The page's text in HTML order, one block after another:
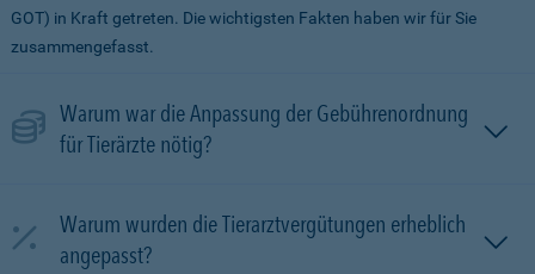
GOT) in Kraft getreten. Die wichtigsten Fakten haben wir für Sie
zusammengefasst.
Warum war die Anpassung der Gebührenordnung
für Tierärzte nötig?
Warum wurden die Tierarztvergütungen erheblich
angepasst?